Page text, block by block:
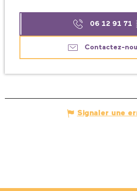
06 12 91 71
Contactez-
Signaler une